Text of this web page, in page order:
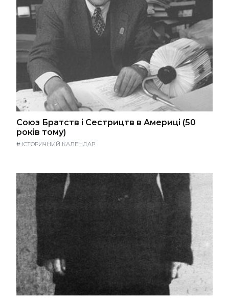
Союз Братств і Сестрицтв в Америці (50
років тому)
# ІСТОРИЧНИЙ КАЛЕНДАР